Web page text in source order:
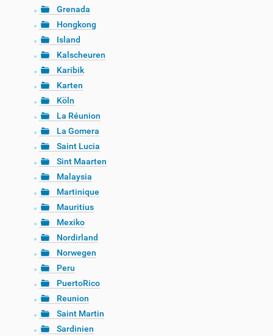
Grenada
Hongkong
Island
Kalscheuren
Karibik
Karten
Köln
La Réunion
La Gomera
Saint Lucia
Sint Maarten
Malaysia
Martinique
Mauritius
Mexiko
Nordirland
Norwegen
Peru
PuertoRico
Reunion
Saint Martin
Sardinien